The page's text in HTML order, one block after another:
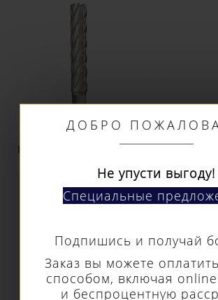
ДОБРО
Не упусти выгоду!
Специальные
Подпишись и получай
Заказ вы можете
способом, включая
и беспроцентную
Кольцевое сверло
Euroboor HSS длина
8 230 р. 8